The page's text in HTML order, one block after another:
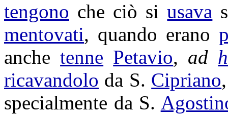
tengono che ciò siusava
mentovati, quando erano
anchetenne Petavio, ad
ricavandolo da S. Cipriano
specialmente da S.